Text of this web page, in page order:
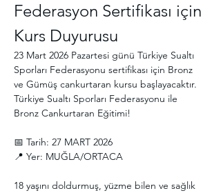
Federasyon Sertifikası için
Kurs Duyurusu
23 Mart 2026 Pazartesi günü Türkiye Sualtı
Sporları Federasyonu sertifikası için Bronz
ve Gümüş cankurtaran kursu başlayacaktır.
Türkiye Sualtı Sporları Federasyonu ile
Bronz Cankurtaran Eğitimi!
📅 Tarih: 27 MART 2026
📍 Yer: MUĞLA/ORTACA
18 yaşını doldurmuş, yüzme bilen ve sağlık